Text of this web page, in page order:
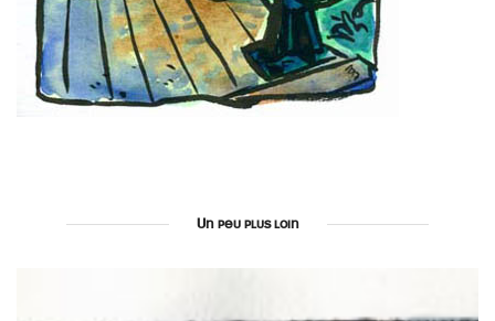
Un peu plus loin